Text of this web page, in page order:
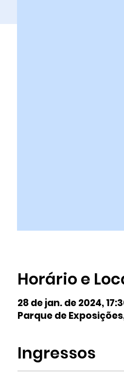
Horário e
28 de jan. de 2024,
Parque de
Ingressos